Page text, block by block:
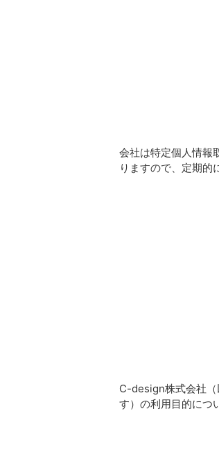
会社は特定個人情報
りますので、定期的
C-design株式会社（
す）の利用目的につ